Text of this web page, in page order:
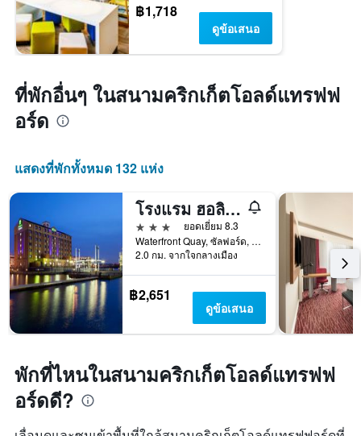
฿1,718
ดูข้อเสนอ
ที่พักอื่นๆ ในสนามคริกเก็ตโอลด์แทรฟฟ
อร์ด
แสดงที่พักทั้งหมด 132 แห่ง
โรงแรม ฮอลิเดย์ อินน์ เอ็กซ์เพรส แมนเชสเตอร์ - ซอลฟอร์ด คีย์ส์ บาย IHG
3 ดาว
ยอดเยี่ยม 8.3
Waterfront Quay, ซัลฟอร์ด, สหราชอาณาจักร
2.0 กม. จากใจกลางเมือง
฿2,651
ดูข้อเสนอ
พักที่ไหนในสนามคริกเก็ตโอลด์แทรฟฟ
อร์ดดี?